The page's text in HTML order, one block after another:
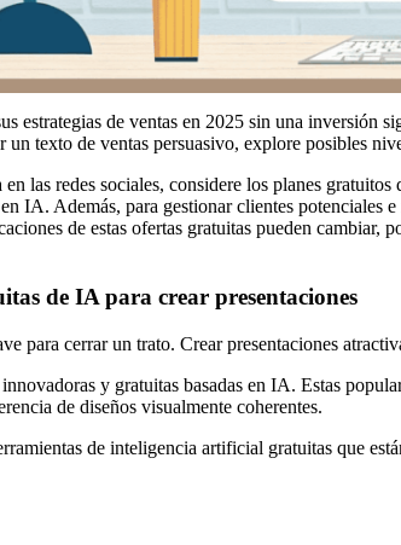
estrategias de ventas en 2025 sin una
un texto de ventas persuasivo, explore posibles
las redes sociales, considere los planes gratuitos
IA. Además, para gestionar clientes potenciales
de estas ofertas gratuitas pueden
de IA para crear presentaciones
para cerrar un trato. Crear presentaciones
y gratuitas basadas en IA. Estas
de diseños visualmente coherentes.
de inteligencia artificial gratuitas que